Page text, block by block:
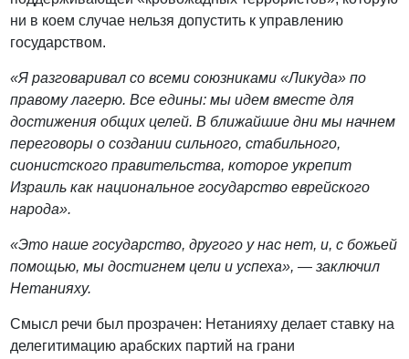
ни в коем случае нельзя допустить к управлению
государством.
«Я разговаривал со всеми союзниками «Ликуда» по
правому лагерю. Все едины: мы идем вместе для
достижения общих целей. В ближайшие дни мы начнем
переговоры о создании сильного, стабильного,
сионистского правительства, которое укрепит
Израиль как национальное государство еврейского
народа».
«Это наше государство, другого у нас нет, и, с божьей
помощью, мы достигнем цели и успеха», — заключил
Нетанияху.
Смысл речи был прозрачен: Нетанияху делает ставку на
делегитимацию арабских партий на грани